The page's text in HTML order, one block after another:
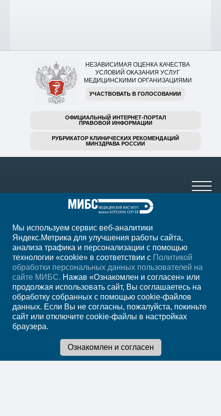
НЕЗАВИСИМАЯ ОЦЕНКА КАЧЕСТВА
УСЛОВИЙ ОКАЗАНИЯ УСЛУГ
МЕДИЦИНСКИМИ ОРГАНИЗАЦИЯМИ
УЧАСТВОВАТЬ В ГОЛОСОВАНИИ
ОФИЦИАЛЬНЫЙ ИНТЕРНЕТ-ПОРТАЛ
ПРАВОВОЙ ИНФОРМАЦИИ
РУБРИКАТОР КЛИНИЧЕСКИХ РЕКОМЕНДАЦИЙ
МИНЗДРАВА РОССИИ
+7 8412 94-98-01
ежедн. 7.00-23.00
РегионПенза
Записаться на
прием
Мы используем сервис веб-аналитики
Яндекс.Метрика для улучшения работы сайта,
анализа трафика и персонализации с помощью
технологии «cookie» в соответствии с Политикой
обработки персональных данных пользователей на
сайте МИБС. Нажав «Ознакомлен и согласен» или
продолжая использовать сайт, Вы соглашаетесь на
обработку собранных с помощью cookie-файлов
данных. Если Вы не согласны, пожалуйста, покиньте
сайт или отключите cookie-файлы в настройках
браузера.